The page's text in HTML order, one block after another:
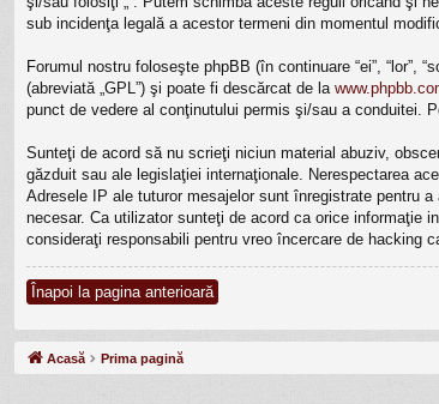
sub incidenţa legală a acestor termeni din momentul
Forumul nostru foloseşte phpBB (în continuare “ei”, “lor”,
(abreviată „GPL”) şi poate fi descărcat de la
punct de vedere al conţinutului permis şi/sau a conduitei.
Sunteţi de acord să nu scrieţi niciun material abuziv,
găzduit sau ale legislaţiei internaţionale. Nerespectarea
Adresele IP ale tuturor mesajelor sunt înregistrate pentru
necesar. Ca utilizator sunteţi de acord ca orice informaţie
consideraţi responsabili pentru vreo încercare de hacking
Înapoi la pagina anterioară
Acasă Prima pagină